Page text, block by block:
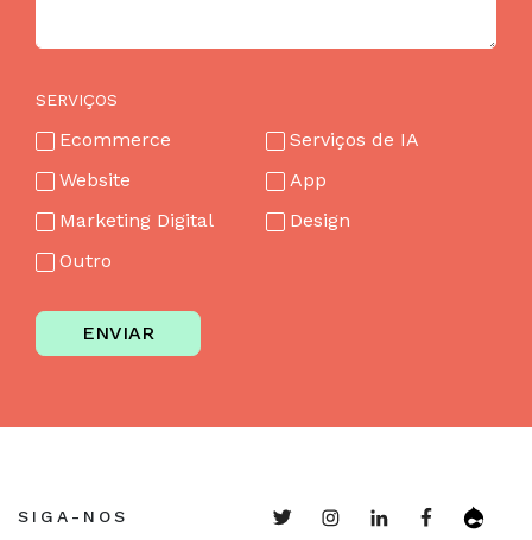
SERVIÇOS
Ecommerce
Serviços de IA
Website
App
Marketing Digital
Design
Outro
ENVIAR
SIGA-NOS